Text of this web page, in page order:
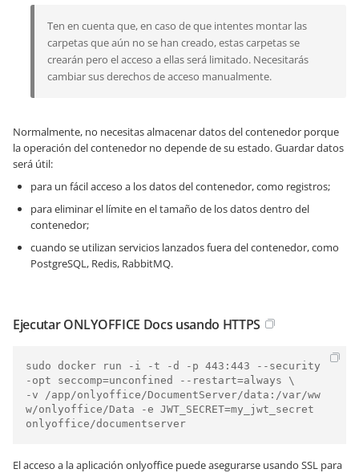
Ten en cuenta que, en caso de que intentes montar las
carpetas que aún no se han creado, estas carpetas se
crearán pero el acceso a ellas será limitado. Necesitarás
cambiar sus derechos de acceso manualmente.
Normalmente, no necesitas almacenar datos del contenedor porque
la operación del contenedor no depende de su estado. Guardar datos
será útil:
para un fácil acceso a los datos del contenedor, como registros;
para eliminar el límite en el tamaño de los datos dentro del
contenedor;
cuando se utilizan servicios lanzados fuera del contenedor, como
PostgreSQL, Redis, RabbitMQ.
Ejecutar ONLYOFFICE Docs usando HTTPS
sudo docker run -i -t -d -p 443:443 --security
-opt seccomp=unconfined --restart=always \
-v /app/onlyoffice/DocumentServer/data:/var/ww
w/onlyoffice/Data -e JWT_SECRET=my_jwt_secret
El acceso a la aplicación onlyoffice puede asegurarse usando SSL para